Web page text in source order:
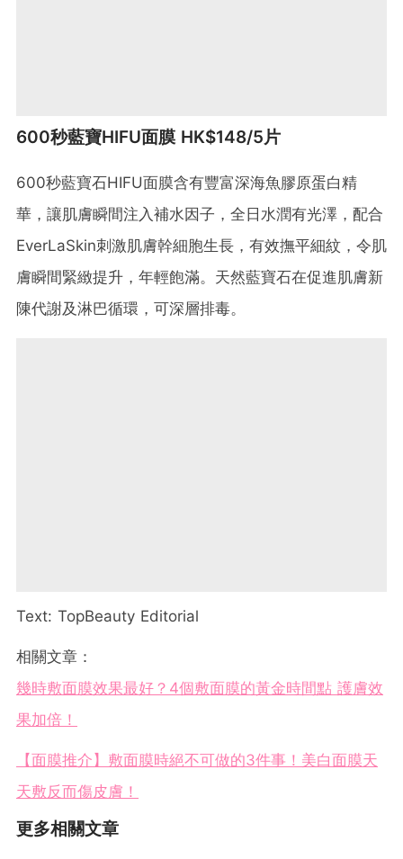
600秒藍寶HIFU面膜 HK$148/5片
600秒藍寶石HIFU面膜含有豐富深海魚膠原蛋白精
華，讓肌膚瞬間注入補水因子，全日水潤有光澤，配合
EverLaSkin刺激肌膚幹細胞生長，有效撫平細紋，令肌
膚瞬間緊緻提升，年輕飽滿。天然藍寶石在促進肌膚新
陳代謝及淋巴循環，可深層排毒。
Text: TopBeauty Editorial
相關文章：
幾時敷面膜效果最好？4個敷面膜的黃金時間點 護膚效
果加倍！
【面膜推介】敷面膜時絕不可做的3件事！美白面膜天
天敷反而傷皮膚！
更多相關文章